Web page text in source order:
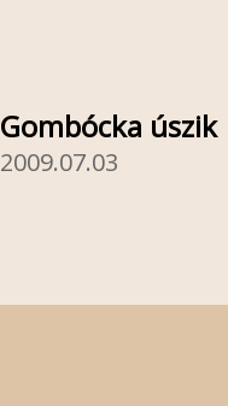
Gombócka úszik
2009.07.03